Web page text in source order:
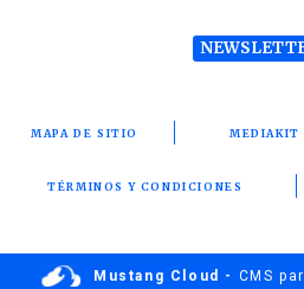
MAPA DE SITIO MEDIAKIT
TÉRMINOS Y CONDICIONES
Mustang Cloud - CMS